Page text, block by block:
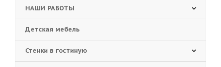
НАШИ РАБОТЫ
Детская мебель
Стенки в гостиную